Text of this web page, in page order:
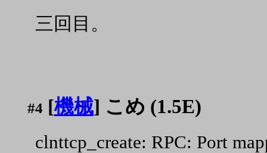
三回目。
#4 [機械] こめ (1.5E)
clnttcp_create: RPC: Port